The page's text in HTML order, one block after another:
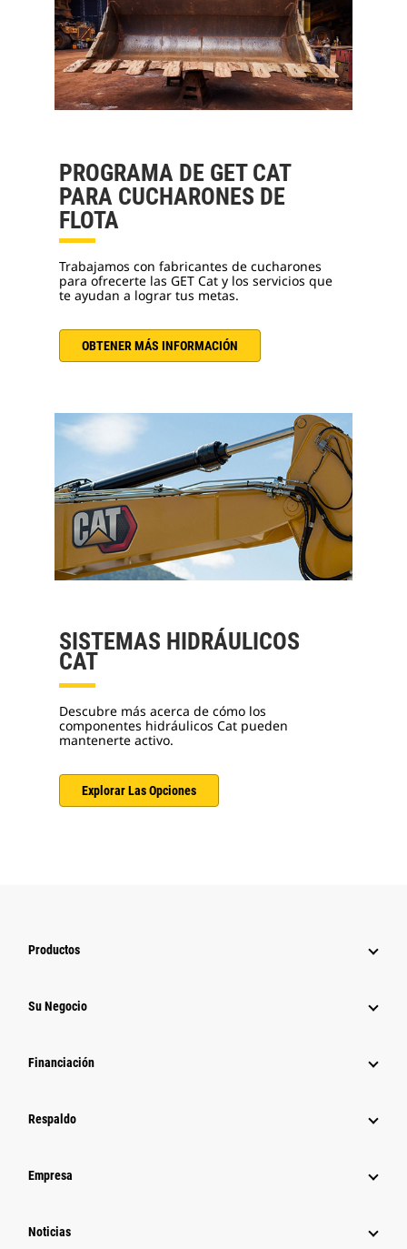
PROGRAMA DE GET CAT
PARA CUCHARONES DE
FLOTA
Trabajamos con fabricantes de cucharones
para ofrecerte las GET Cat y los servicios que
te ayudan a lograr tus metas.
OBTENER MÁS INFORMACIÓN
SISTEMAS HIDRÁULICOS
CAT
Descubre más acerca de cómo los
componentes hidráulicos Cat pueden
mantenerte activo.
Explorar Las Opciones
Productos
Su Negocio
Financiación
Respaldo
Empresa
Noticias